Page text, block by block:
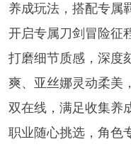
养成玩法，搭配专属
开启专属刀剑冒险征
打磨细节质感，深度
爽、亚丝娜灵动柔美
双在线，满足收集养
职业随心挑选，角色